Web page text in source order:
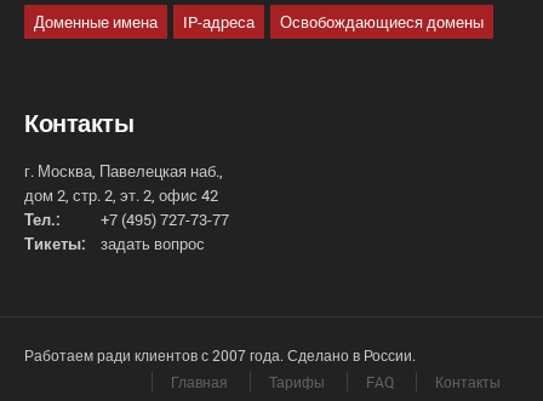
Доменные имена IP-адреса Освобождающиеся домены
Контакты
г. Москва, Павелецкая наб.,
дом 2, стр. 2, эт. 2, офис 42
Тел.:
+7 (495) 727-73-77
Тикеты:
задать вопрос
Работаем ради клиентов с 2007 года. Сделано в России.
Главная
Тарифы FAQ Контакты